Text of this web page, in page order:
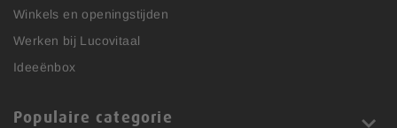
Winkels en openingstijden
Werken bij Lucovitaal
Ideeënbox
Populaire categorie